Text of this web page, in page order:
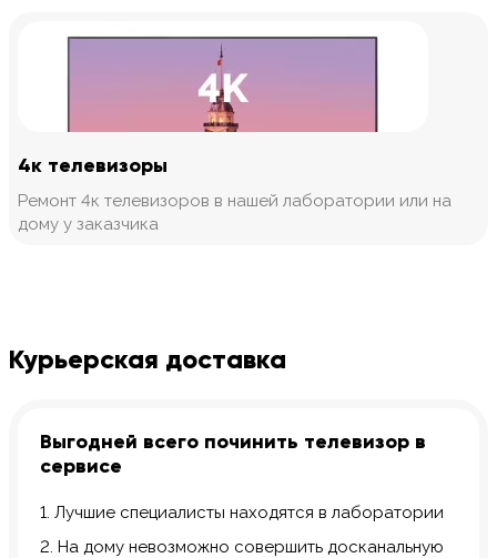
4к телевизоры
Ремонт 4к телевизоров в нашей лаборатории или на
дому у заказчика
Курьерская доставка
Выгодней всего починить телевизор в
сервисе
1. Лучшие специалисты находятся в лаборатории
2. На дому невозможно совершить досканальную